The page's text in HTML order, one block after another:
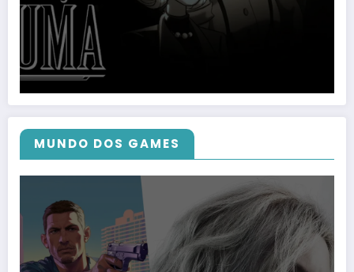
MUNDO DOS GAMES